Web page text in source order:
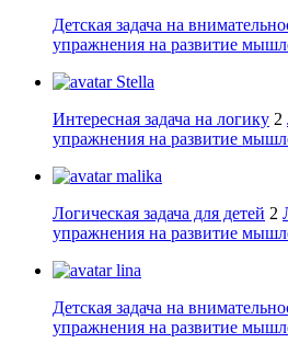
Детская задача на
упражнения на развитие
Stella
Интересная задача на логику 2
упражнения на развитие
malika
Логическая задача для детей 2
упражнения на развитие
lina
Детская задача на
упражнения на развитие